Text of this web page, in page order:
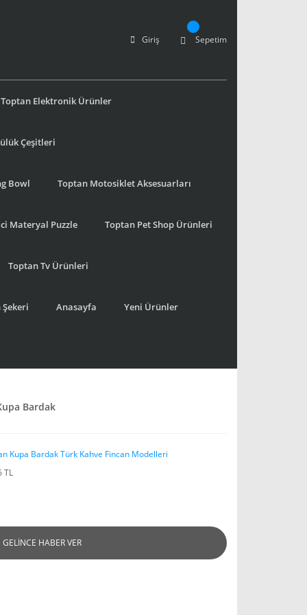
Giriş Sepetim
Toptan Elektronik Ürünler
Çeşitleri
Bowl Toptan Motosiklet Aksesuarları
Materyal Puzzle Toptan Pet Shop Ürünleri
Toptan Tv Ürünleri
Anasayfa Yeni Ürünler
Bardak
Kupa Bardak Türk Kahve Fincan Modelleri
TL
GELİNCE HABER VER